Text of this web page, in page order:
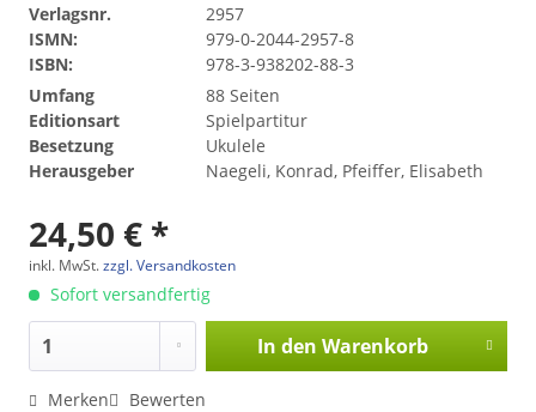
Verlagsnr.
2957
ISMN:
979-0-2044-2957-8
ISBN:
978-3-938202-88-3
Umfang
88 Seiten
Editionsart
Spielpartitur
Besetzung
Ukulele
Herausgeber
Naegeli, Konrad, Pfeiffer, Elisabeth
24,50 € *
inkl. MwSt.zzgl. Versandkosten
Sofort versandfertig
In den Warenkorb
Merken Bewerten